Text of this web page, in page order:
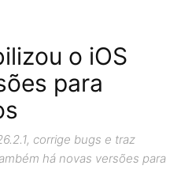
o iOS
para
corrige bugs e traz
há novas versões para